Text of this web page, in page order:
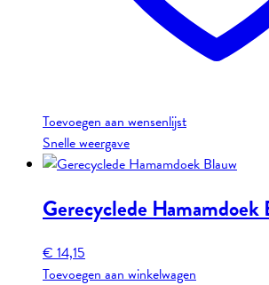
Toevoegen aan wensenlijst
Snelle weergave
Gerecyclede Hamamdoek
€ 14,15
Toevoegen aan winkelwagen